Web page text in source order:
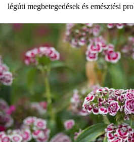
légúti megbetegedések és emésztési